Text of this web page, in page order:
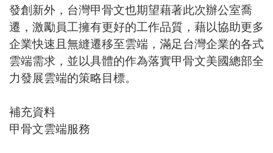
發創新外，台灣甲骨文也期望藉著此次辦公室喬
遷，激勵員工擁有更好的工作品質，藉以協助更多
企業快速且無縫遷移至雲端，滿足台灣企業的各式
雲端需求，並以具體的作為落實甲骨文美國總部全
力發展雲端的策略目標。
補充資料
甲骨文雲端服務